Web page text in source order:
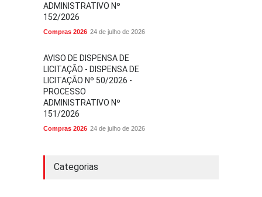
ADMINISTRATIVO Nº
152/2026
Compras 2026 24 de julho de 2026
AVISO DE DISPENSA DE
LICITAÇÃO - DISPENSA DE
LICITAÇÃO Nº 50/2026 -
PROCESSO
ADMINISTRATIVO Nº
151/2026
Compras 2026 24 de julho de 2026
Categorias